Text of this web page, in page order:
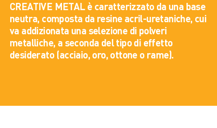
CREATIVE METAL è caratterizzato da una base
neutra, composta da resine acril-uretaniche, cui
va addizionata una selezione di polveri
metalliche, a seconda del tipo di effetto
desiderato (acciaio, oro, ottone o rame).